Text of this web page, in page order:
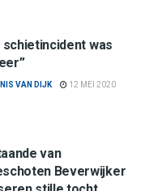
schietincident was
VAN DIJK 12 MEI 2020
van
Beverwijker